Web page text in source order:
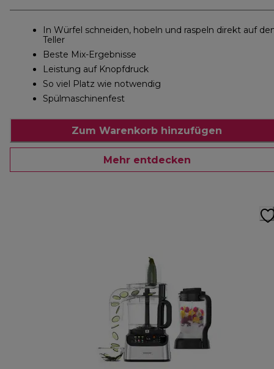
In Würfel schneiden, hobeln und raspeln direkt auf
Teller
Beste Mix-Ergebnisse
Leistung auf Knopfdruck
So viel Platz wie notwendig
Spülmaschinenfest
Zum Warenkorb hinzufügen
Mehr entdecken